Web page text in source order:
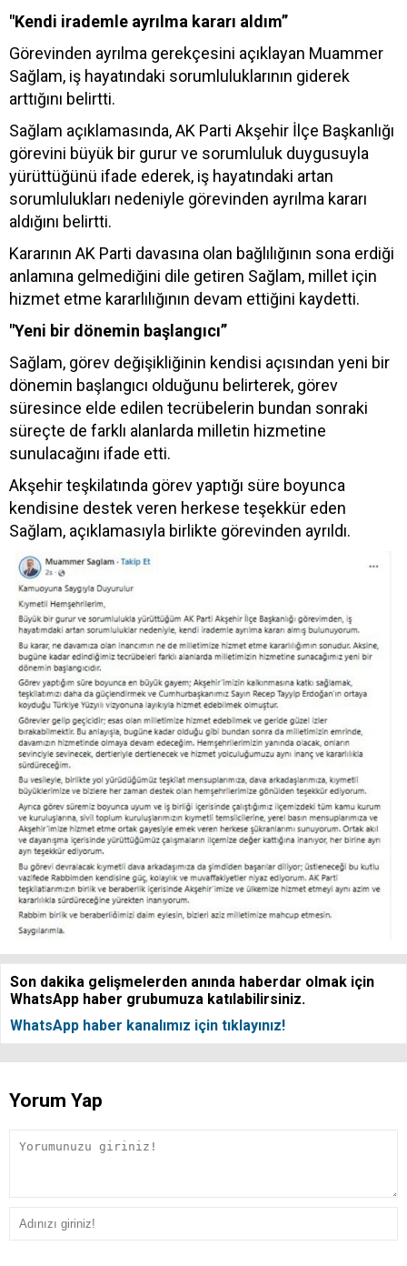
"Kendi irademle ayrılma kararı aldım”
Görevinden ayrılma gerekçesini açıklayan Muammer
Sağlam, iş hayatındaki sorumluluklarının giderek
arttığını belirtti.
Sağlam açıklamasında, AK Parti Akşehir İlçe Başkanlığı
görevini büyük bir gurur ve sorumluluk duygusuyla
yürüttüğünü ifade ederek, iş hayatındaki artan
sorumlulukları nedeniyle görevinden ayrılma kararı
aldığını belirtti.
Kararının AK Parti davasına olan bağlılığının sona erdiği
anlamına gelmediğini dile getiren Sağlam, millet için
hizmet etme kararlılığının devam ettiğini kaydetti.
"Yeni bir dönemin başlangıcı”
Sağlam, görev değişikliğinin kendisi açısından yeni bir
dönemin başlangıcı olduğunu belirterek, görev
süresince elde edilen tecrübelerin bundan sonraki
süreçte de farklı alanlarda milletin hizmetine
sunulacağını ifade etti.
Akşehir teşkilatında görev yaptığı süre boyunca
kendisine destek veren herkese teşekkür eden
Sağlam, açıklamasıyla birlikte görevinden ayrıldı.
Son dakika gelişmelerden anında haberdar olmak için
WhatsApp haber grubumuza katılabilirsiniz.
WhatsApp haber kanalımız için tıklayınız!
Yorum Yap